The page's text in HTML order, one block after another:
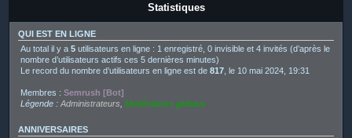
Statistiques
QUI EST EN LIGNE
Au total il y a 5 utilisateurs en ligne : 1 enregistré, 0 invisible et 4 invités (d’après le
nombre d’utilisateurs actifs ces 5 dernières minutes)
Le record du nombre d’utilisateurs en ligne est de 817 , le 10 mai 2024, 19:31
Membres : Semrush [Bot]
Légende : Administrateurs Modérateurs globaux
ANNIVERSAIRES